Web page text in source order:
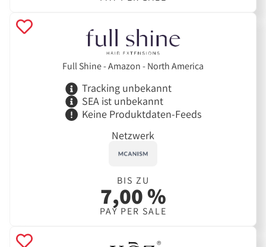
Full Shine - Amazon - North America
Tracking unbekannt
SEA ist unbekannt
Keine Produktdaten-Feeds
Netzwerk
BIS ZU
7,00 %
PAY PER SALE